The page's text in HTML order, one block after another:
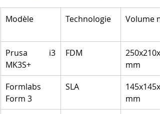
Modèle Technologie Volume
Prusa i3
MK3S+
FDM
mm
Formlabs
Form 3
SLA
mm